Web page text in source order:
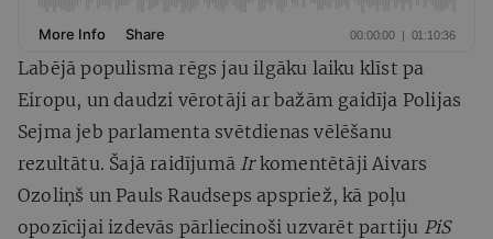
Labējā populisma rēgs jau ilgāku laiku klīst pa
Eiropu, un daudzi vērotāji ar bažām gaidīja Polijas
Sejma jeb parlamenta svētdienas vēlēšanu
rezultātu. Šajā raidījumā Irkomentētāji Aivars
Ozoliņš un Pauls Raudseps apspriež, kā poļu
opozīcijai izdevās pārliecinoši uzvarēt partiju PiS